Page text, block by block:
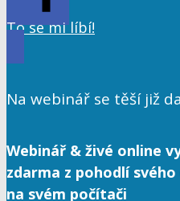
To se mi líbí!
Na webinář se těší již
Webinář & živé online
zdarma z pohodlí
na svém počítači